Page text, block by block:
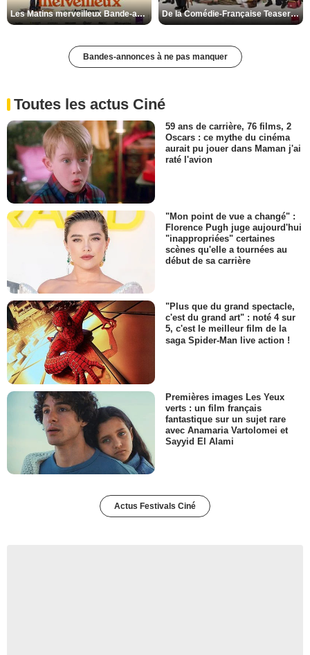
Les Matins merveilleux Bande-annonce VF De la Comédie-Française Teaser VF
Bandes-annonces à ne pas manquer
Toutes les actus Ciné
59 ans de carrière, 76 films, 2
Oscars : ce mythe du cinéma
aurait pu jouer dans Maman j'ai
raté l'avion
"Mon point de vue a changé" :
Florence Pugh juge aujourd'hui
"inappropriées" certaines
scènes qu'elle a tournées au
début de sa carrière
"Plus que du grand spectacle,
c'est du grand art" : noté 4 sur
5, c'est le meilleur film de la
saga Spider-Man live action !
Premières images Les Yeux
verts : un film français
fantastique sur un sujet rare
avec Anamaria Vartolomei et
Sayyid El Alami
Actus Festivals Ciné